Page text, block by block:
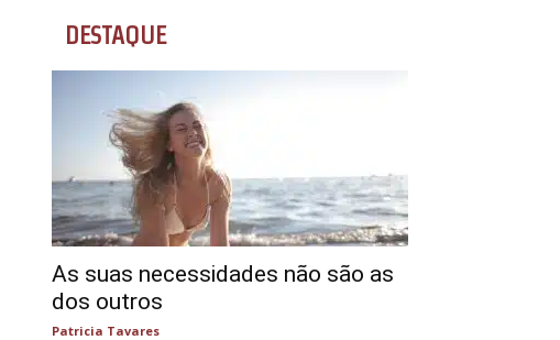
DESTAQUE
As suas necessidades não são as
dos outros
Patricia Tavares